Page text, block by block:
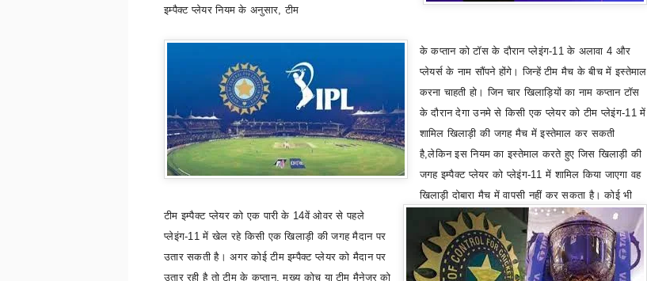
इम्पैक्ट प्लेयर नियम के अनुसार,टीम
के कप्तान कोटॉस के दौरान प्लेइंग-11 के अलावा 4 और
प्लेयर्स के नाम सौंपने होंगे। जिन्हें टीम मैच के बीच में इस्तेमाल
करना चाहती हो। जिन चार खिलाड़ियों का नाम कप्तान टॉस
के दौरान देगा उनमे से किसी एक प्लेयर को टीम प्लेइंग-11 में
शामिल खिलाड़ी की जगह मैच में इस्तेमाल कर सकती
है,लेकिन इस नियम का इस्तेमाल करते हुए जिस खिलाड़ी की
जगह इम्पैक्ट प्लेयर को प्लेइंग-11 में शामिल किया जाएगा वह
खिलाड़ी दोबारा मैच में वापसी नहीं कर सकता है। कोई भी
टीम इम्पैक्ट प्लेयर को एक पारी के 14वें ओवर से पहले
प्लेइंग-11 में खेल रहे किसी एक खिलाड़ी की जगह मैदान पर
उतार सकती है। अगर कोई टीम इम्पैक्ट प्लेयर को मैदान पर
उतार रही है तो टीम के कप्तान,मुख्य कोच या टीम मैनेजर को